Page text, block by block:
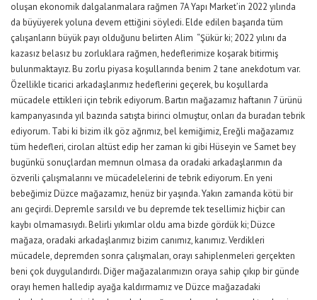
oluşan ekonomik dalgalanmalara rağmen 7A Yapı Market’in 2022 yılında
da büyüyerek yoluna devem ettiğini söyledi. Elde edilen başarıda tüm
çalışanların büyük payı olduğunu belirten Alim “Şükür ki; 2022 yılını da
kazasız belasız bu zorluklara rağmen, hedeflerimize koşarak bitirmiş
bulunmaktayız. Bu zorlu piyasa koşullarında benim 2 tane anekdotum var.
Özellikle ticarici arkadaşlarımız hedeflerini geçerek, bu koşullarda
mücadele ettikleri için tebrik ediyorum. Bartın mağazamız haftanın 7 ürünü
kampanyasında yıl bazında satışta birinci olmuştur, onları da buradan tebrik
ediyorum. Tabi ki bizim ilk göz ağrımız, bel kemiğimiz, Ereğli mağazamız
tüm hedefleri, ciroları altüst edip her zaman ki gibi Hüseyin ve Samet bey
bugünkü sonuçlardan memnun olmasa da oradaki arkadaşlarımın da
özverili çalışmalarını ve mücadelelerini de tebrik ediyorum. En yeni
bebeğimiz Düzce mağazamız, henüz bir yaşında. Yakın zamanda kötü bir
anı geçirdi. Depremle sarsıldı ve bu depremde tek tesellimiz hiçbir can
kaybı olmamasıydı. Belirli yıkımlar oldu ama bizde gördük ki; Düzce
mağaza, oradaki arkadaşlarımız bizim canımız, kanımız. Verdikleri
mücadele, depremden sonra çalışmaları, orayı sahiplenmeleri gerçekten
beni çok duygulandırdı. Diğer mağazalarımızın oraya sahip çıkıp bir günde
orayı hemen halledip ayağa kaldırmamız ve Düzce mağazadaki